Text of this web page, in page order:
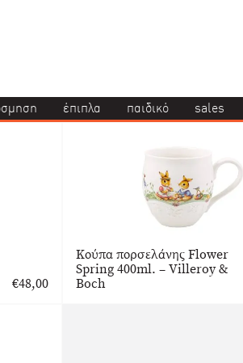
έπιπλα παιδικό sales
€48,00
Κούπα πορσελάνης Flower
Spring 400ml. – Villeroy &
Boch